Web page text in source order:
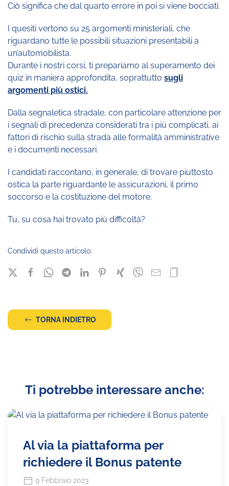
Ciò significa che dal quarto errore in poi si viene bocciati.
I quesiti vertono su 25 argomenti ministeriali, che
riguardano tutte le possibili situazioni presentabili a
un’automobilista.
Durante i nostri corsi, ti prepariamo al superamento dei
quiz in maniera approfondita, soprattutto sugli
argomenti più ostici.
Dalla segnaletica stradale, con particolare attenzione per
i segnali di precedenza considerati tra i più complicati, ai
fattori di rischio sulla strada alle formalità amministrative
e i documenti necessari.
I candidati raccontano, in generale, di trovare piuttosto
ostica la parte riguardante le assicurazioni, il primo
soccorso e la costituzione del motore.
Tu, su cosa hai trovato più difficoltà?
Condividi questo articolo:
TORNA INDIETRO
Ti potrebbe interessare anche:
Al via la piattaforma per
richiedere il Bonus patente
9 Febbraio 2023